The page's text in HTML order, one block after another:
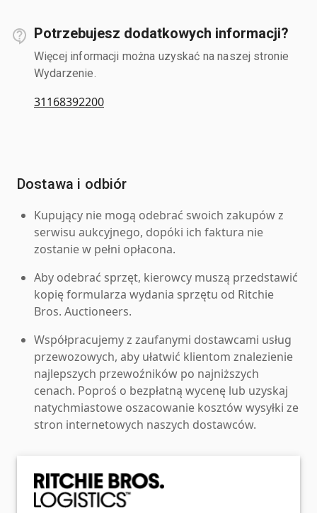
Potrzebujesz dodatkowych informacji?
Więcej informacji można uzyskać na naszej stronie
Wydarzenie.
31168392200
Dostawa i odbiór
Kupujący nie mogą odebrać swoich zakupów z
serwisu aukcyjnego, dopóki ich faktura nie
zostanie w pełni opłacona.
Aby odebrać sprzęt, kierowcy muszą przedstawić
kopię formularza wydania sprzętu od Ritchie
Bros. Auctioneers.
Współpracujemy z zaufanymi dostawcami usług
przewozowych, aby ułatwić klientom znalezienie
najlepszych przewoźników po najniższych
cenach. Poproś o bezpłatną wycenę lub uzyskaj
natychmiastowe oszacowanie kosztów wysyłki ze
stron internetowych naszych dostawców.